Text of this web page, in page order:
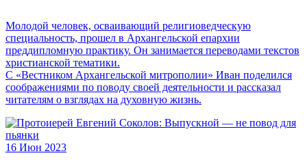
Молодой человек, осваивающий религиоведческую
специальность, прошел в Архангельской епархии
преддипломную практику. Он занимается переводами текстов
христианской тематики.
С «Вестником Архангельской митрополии» Иван поделился
соображениями по поводу своей деятельности и рассказал
читателям о взглядах на духовную жизнь.
16 Июн 2023